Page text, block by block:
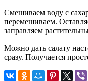
Смешиваем воду с
перемешиваем.
заправляем
Можно дать салату
сразу. Получается